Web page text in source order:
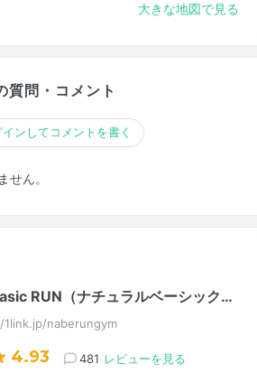
大きな地図で見る
質問・コメント
インしてコメントを書く
せん。
RUN（ナチュラルベーシック…
naberungym
4.93 481 レビューを見る